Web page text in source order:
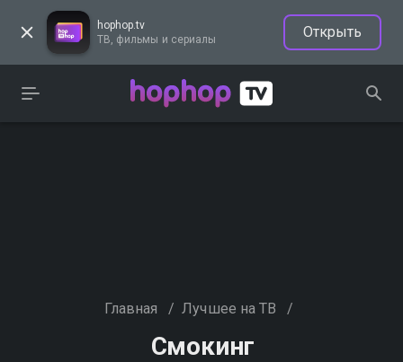
hophop.tv
ТВ, фильмы и сериалы
Открыть
Главная / Лучшее на ТВ /
Смокинг